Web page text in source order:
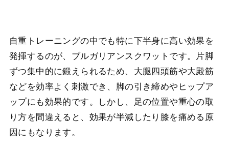
自重トレーニングの中でも特に下半身に高い効果を
発揮するのが、ブルガリアンスクワットです。片脚
ずつ集中的に鍛えられるため、大腿四頭筋や大殿筋
などを効率よく刺激でき、脚の引き締めやヒップア
ップにも効果的です。しかし、足の位置や重心の取
り方を間違えると、効果が半減したり膝を痛める原
因にもなります。